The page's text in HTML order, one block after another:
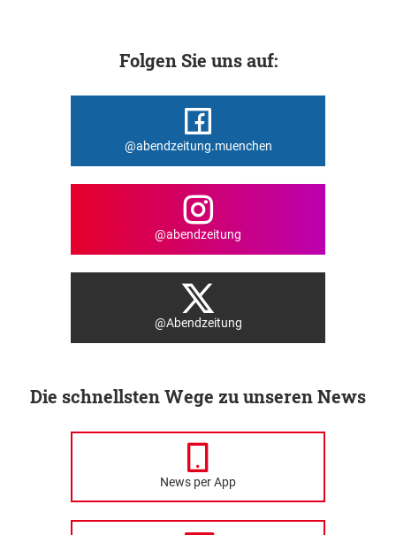
Folgen Sie uns auf:
@abendzeitung.muenchen
@abendzeitung
@Abendzeitung
Die schnellsten Wege zu unseren News
News per App